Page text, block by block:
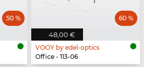
50 %
48,00 €
60 %
VOOY by edel-optics
Office - 113-06